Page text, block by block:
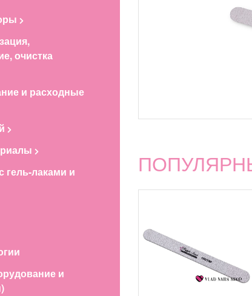
очистка
и расходные
гель-лаками и
и